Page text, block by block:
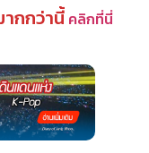
ากกว่านี้ คลิกที่นี่